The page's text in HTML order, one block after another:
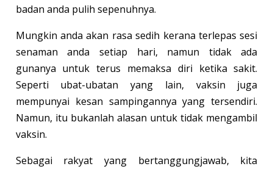
badan anda pulih sepenuhnya.
Mungkin anda akan rasa sedih kerana terlepas sesi
senaman anda setiap hari, namun tidak ada
gunanya untuk terus memaksa diri ketika sakit.
Seperti ubat-ubatan yang lain, vaksin juga
mempunyai kesan sampingannya yang tersendiri.
Namun, itu bukanlah alasan untuk tidak mengambil
vaksin.
Sebagai rakyat yang bertanggungjawab, kita